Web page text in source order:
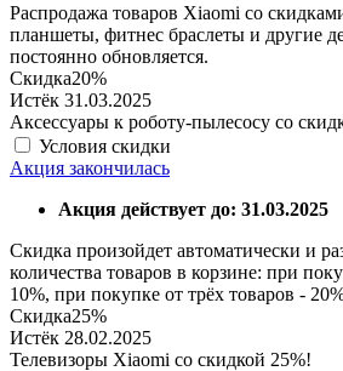
Распродажа товаров Xiaomi со
планшеты, фитнес браслеты и другие
постоянно обновляется.
Скидка20%
Истёк 31.03.2025
Аксессуары к роботу-пылесосу со
Условия скидки
Акция закончилась
Акция действует до: 31.03.2025
Скидка произойдет автоматически и
количества товаров в корзине: при
10%, при покупке от трёх товаров -
Скидка25%
Истёк 28.02.2025
Телевизоры Xiaomi со скидкой 25%!